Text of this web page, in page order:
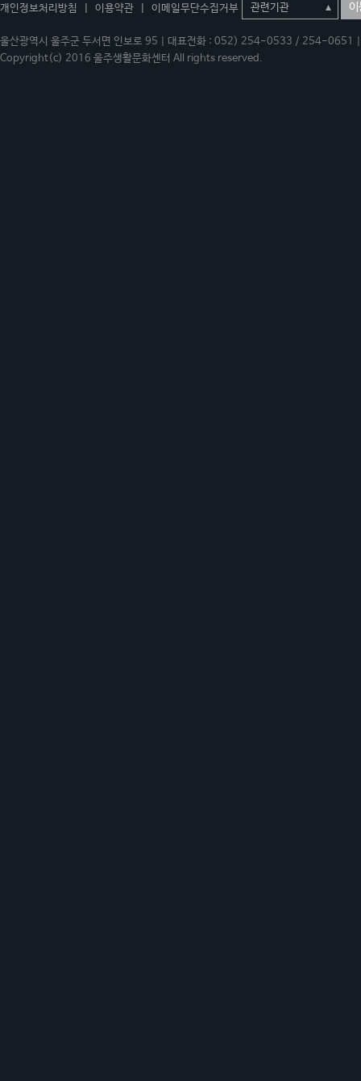
개인정보처리방침 이용약관 이메일무단수집거부 이
울산광역시 울주군 두서면 인보로 95 | 대표전화 : 052) 254-0533 / 254-
Copyright(c) 2016 울주생활문화센터 All rights reserved.